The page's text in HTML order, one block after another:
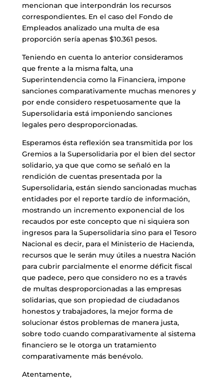
mencionan que interpondrán los recursos
correspondientes. En el caso del Fondo de
Empleados analizado una multa de esa
proporción sería apenas $10.361 pesos.
Teniendo en cuenta lo anterior consideramos
que frente a la misma falta, una
Superintendencia como la Financiera, impone
sanciones comparativamente muchas menores y
por ende considero respetuosamente que la
Supersolidaria está imponiendo sanciones
legales pero desproporcionadas.
Esperamos ésta reflexión sea transmitida por los
Gremios a la Supersolidaria por el bien del sector
solidario, ya que que como se señaló en la
rendición de cuentas presentada por la
Supersolidaria, están siendo sancionadas muchas
entidades por el reporte tardío de información,
mostrando un incremento exponencial de los
recaudos por este concepto que ni siquiera son
ingresos para la Supersolidaria sino para el Tesoro
Nacional es decir, para el Ministerio de Hacienda,
recursos que le serán muy útiles a nuestra Nación
para cubrir parcialmente el enorme déficit fiscal
que padece, pero que considero no es a través
de multas desproporcionadas a las empresas
solidarias, que son propiedad de ciudadanos
honestos y trabajadores, la mejor forma de
solucionar éstos problemas de manera justa,
sobre todo cuando comparativamente al sistema
financiero se le otorga un tratamiento
comparativamente más benévolo.
Atentamente,